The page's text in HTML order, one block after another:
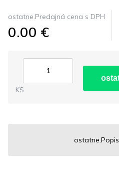
ostatne.Predajná cena s DPH
0.00 €
KS